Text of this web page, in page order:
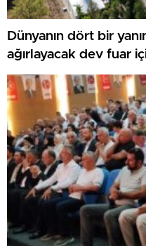
Dünyanın dört bir
ağırlayacak dev fuar